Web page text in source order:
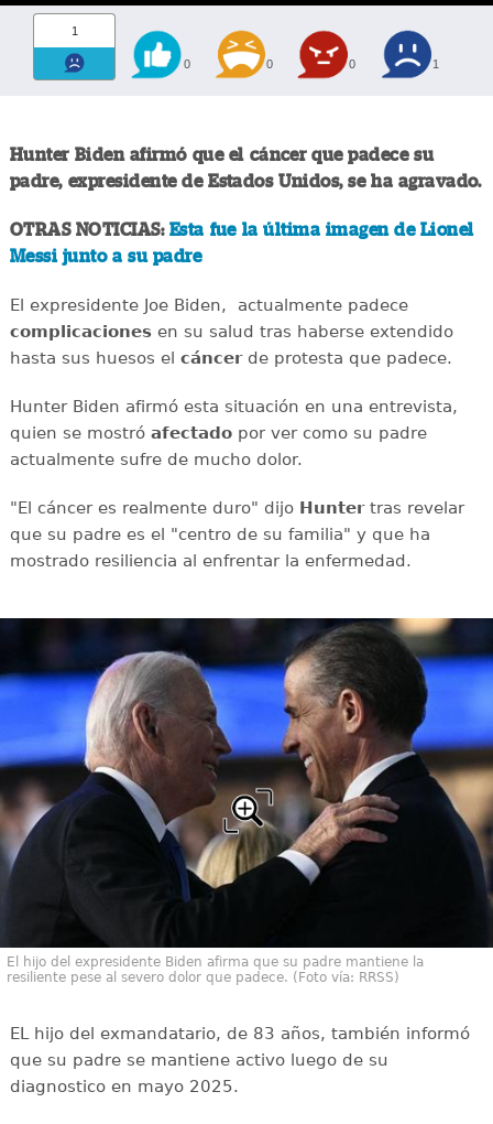
1
0 0 0 1
Hunter Biden afirmó que el cáncer que padece su
padre, expresidente de Estados Unidos, se ha agravado.
OTRAS NOTICIAS: Esta fue la última imagen de Lionel
Messi junto a su padre
El expresidente Joe Biden, actualmente padece
complicacionesen su salud tras haberse extendido
hasta sus huesos el cáncerde protesta que padece.
Hunter Biden afirmó esta situación en una entrevista,
quien se mostró afectadopor ver como su padre
actualmente sufre de mucho dolor.
"El cáncer es realmente duro" dijo Huntertras revelar
que su padre es el "centro de su familia" y que ha
mostrado resiliencia al enfrentar la enfermedad.
El hijo del expresidente Biden afirma que su padre mantiene la
resiliente pese al severo dolor que padece. (Foto vía: RRSS)
EL hijo del exmandatario, de 83 años, también informó
que su padre se mantiene activo luego de su
diagnostico en mayo 2025.